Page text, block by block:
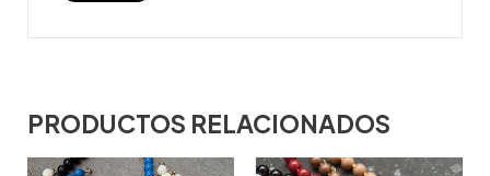
PRODUCTOS RELACIONADOS